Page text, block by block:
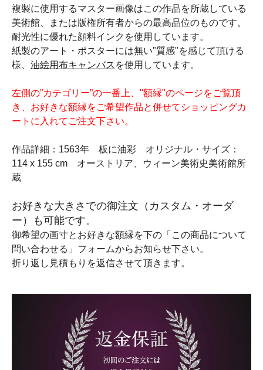
複製に使用するマスター画像はこの作品を所蔵している
美術館、または版権所有者からの最高品位のものです。
耐光性に優れた顔料インクを使用しています。
紙製のアート・ポスターには無い"質感"を感じて頂ける
様、 油絵用布キャンバス を使用しています。
左側の”カテゴリー”の一番上、"額縁"のページをご覧頂
き、お好きな額縁をご希望作品と併せてショッピングカ
ートに入れてご注文下さい。
作品詳細：1563年 板に油彩 オリジナル・サイズ：
114 x 155 cm オーストリア、ウィーン美術史美術館所
蔵
お好きな大きさでの御注文（カスタム・オーダ
ー）も可能です。
御希望の画寸とお好きな額縁を下の「この商品について
問い合わせる」フォームからお知らせ下さい。
折り返し見積もりを返信させて頂きます。